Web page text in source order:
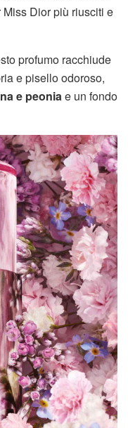
Dior più riusciti e
profumo racchiude
e pisello odoroso,
e peoniae un fondo